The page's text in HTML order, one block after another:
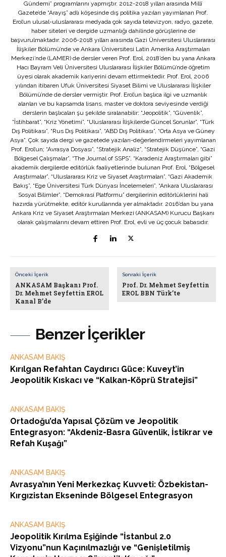
Benzer İçerikler
ANKASAM BAKIŞ
Kırılgan Refahtan Caydırıcı Güce: Kuveyt’in
Jeopolitik Kıskacı ve “Kalkan-Köprü Stratejisi”
ANKASAM BAKIŞ
Ortadoğu’da Yapısal Çözüm ve Jeopolitik
Entegrasyon: “Akdeniz-Basra Güvenlik, İstikrar ve
Refah Kuşağı”
ANKASAM BAKIŞ
Avrasya’nın Yeni Merkezkaç Kuvveti: Özbekistan-
Kırgızistan Ekseninde Bölgesel Entegrasyon
ANKASAM BAKIŞ
Jeopolitik Kırılma Eşiğinde “İstanbul 2.0
Vizyonu”nun Kaçınılmazlığı ve “Genişletilmiş
Gündemi” programlarını yapmıştır. 2012-2018 yılları arasında Millî
Gazete’de “Arayış” adlı köşesinde dış politika yazıları yayımlanan Prof.
Erol’un ulusal-uluslararası medyada çok sayıda televizyon, radyo, gazete,
haber siteleri ve dergide uzmanlığı dahilinde görüşlerine de
başvurulmaktadır. 2006-2018 yılları arasında Gazi Üniversitesi Uluslararası
İlişkiler Bölümü’nde ve Ankara Üniversitesi Latin Amerika Araştırmaları
Merkezi’nde (LAMER) de dersler veren Prof. Erol, 2018’den bu yana Ankara
Hacı Bayram Veli Üniversitesi Uluslararası İlişkiler Bölümü’nde öğretim
üyesi olarak akademik kariyerini devam ettirmektedir. Prof. Erol, 2006
yılından itibaren Ufuk Üniversitesi Siyaset Bilimi ve Uluslararası İlişkiler
Bölümü’nde de dersler vermiştir. Prof. Erol’un başlıca ilgi ve uzmanlık
alanları ve bu kapsamda lisans, master ve doktora seviyesinde verdiği
derslerin başlıcaları şu şekilde sıralanabilir: “Jeopolitik”, “Güvenlik”,
“İstihbarat”, “Kriz Yönetimi”, “Uluslararası İlişkilerde Güncel Sorunlar”, “Türk
Dış Politikası”, “Rus Dış Politikası”, “ABD Dış Politikası”, “Orta Asya ve Güney
Asya”. Çok sayıda dergi ve gazetede yazıları-değerlendirmeleri yayımlanan
Prof. Erol’un; “Avrasya Dosyası”, “Stratejik Analiz”, “Stratejik Düşünce”, “Gazi
Bölgesel Çalışmalar”, “The Journal of SSPS”, “Karadeniz Araştırmaları gibi”
akademik dergilerde editörlük faaliyetlerinde bulunan Prof. Erol, “Bölgesel
Araştırmalar”, “Uluslararası Kriz ve Siyaset Araştırmaları”, “Gazi Akademik
Bakış”, “Ege Üniversitesi Türk Dünyası İncelemeleri”, “Ankara Uluslararası
Sosyal Bilimler”, “Demokrasi Platformu” dergilerinin editörlüklerini hali
hazırda yürütmekte, editör kurullarında yer almaktadır. 2016’dan bu yana
Ankara Kriz ve Siyaset Araştırmaları Merkezi (ANKASAM) Kurucu Başkanı
olarak çalışmalarını devam ettiren Prof. Erol, evli ve üç çocuk babasıdır.
Önceki İçerik
ANKASAM Başkanı Prof.
Dr. Mehmet Seyfettin EROL
Kanal B’de
Sonraki İçerik
Prof. Dr. Mehmet Seyfettin
EROL BBN Türk’te